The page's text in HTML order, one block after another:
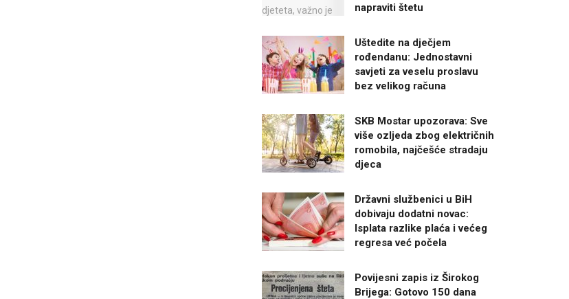
napraviti štetu
Uštedite na dječjem
rođendanu: Jednostavni
savjeti za veselu proslavu
bez velikog računa
SKB Mostar upozorava: Sve
više ozljeda zbog električnih
romobila, najčešće stradaju
djeca
Državni službenici u BiH
dobivaju dodatni novac:
Isplata razlike plaća i većeg
regresa već počela
Povijesni zapis iz Širokog
Brijega: Gotovo 150 dana